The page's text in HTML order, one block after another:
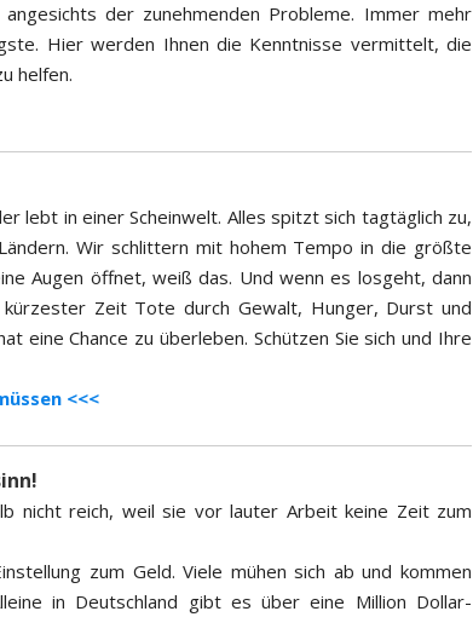
der zunehmenden Probleme. Immer mehr
Hier werden Ihnen die Kenntnisse vermittelt, die
helfen.
lebt in einer Scheinwelt. Alles spitzt sich tagtäglich zu,
Wir schlittern mit hohem Tempo in die größte
Augen öffnet, weiß das. Und wenn es losgeht, dann
Zeit Tote durch Gewalt, Hunger, Durst und
eine Chance zu überleben. Schützen Sie sich und Ihre
<<<
nicht reich, weil sie vor lauter Arbeit keine Zeit zum
zum Geld. Viele mühen sich ab und kommen
in Deutschland gibt es über eine Million Dollar-